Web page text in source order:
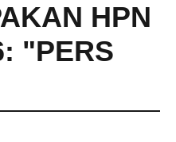
HPN
"PERS